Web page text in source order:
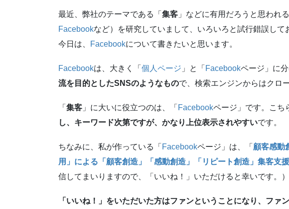
最近、弊社のテーマである「 集客 」などに有用だろうと思われ
Facebookなど）を研究していまして、いろいろと試行錯誤して
今日は、
Facebookについて書きたいと思います。
Facebookは、大きく「 個人ページ 」と「 Facebookページ」に分
流を目的としたSNSのようなもので、検索エンジンからはクロ
「 集客 」に大いに役立つのは、「 Facebookページ」です。こち
し、キーワード次第ですが、かなり上位表示されやすいです。
ちなみに、私が作っている「 Facebookページ」は、「 顧客感動
用」による「顧客創造」「感動創造」「リピート創造」集客支援
信してまいりますので、「いいね！」いただけると幸いです。）
「いいね！」をいただいた方はファンということになり、ファ